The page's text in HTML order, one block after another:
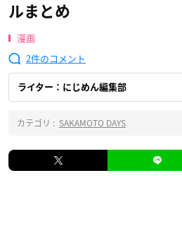
ルまとめ
漫画
2
ライター：にじめん編集部
カテゴリ : SAKAMOTO DAYS